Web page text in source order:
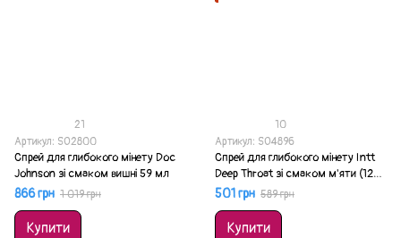
21
Артикул: SO2800
Спрей для глибокого мінету Doc
Johnson зі смаком вишні 59 мл
866 грн 1 019 грн
Купити
10
Артикул: SO4896
Спрей для глибокого мінету Intt
Deep Throat зі смаком м'яти (12
мл)
501 грн 589 грн
Купити